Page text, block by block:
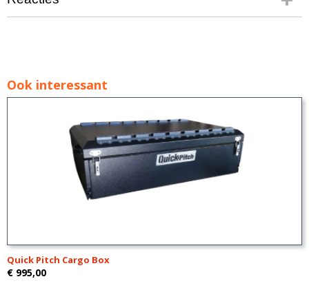
Ook interessant
Quick Pitch Cargo Box
€ 995,00